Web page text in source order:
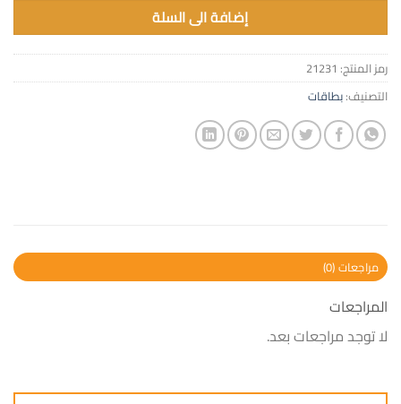
إضافة الى السلة
رمز المنتج: 21231
التصنيف:بطاقات
مراجعات (0)
المراجعات
لا توجد مراجعات بعد.